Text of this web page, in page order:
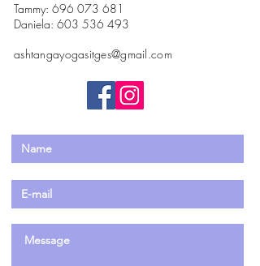
Tammy: 696 073 681
Daniela: 603 536 493
ashtangayogasitges@gmail.com